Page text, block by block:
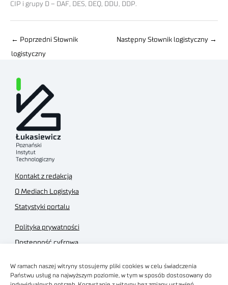
W ramach naszej witryny stosujemy pliki cookies w celu świadczenia
Państwu usług na najwyższym poziomie, w tym w sposób dostosowany do
CIP i grupy D – DAF, DES, DEQ, DDU, DDP.
← Poprzedni Słownik
logistyczny
Następny Słownik logistyczny →
Kontakt z redakcją
O Mediach Logistyka
Statystyki portalu
Polityka prywatności
Dostępność cyfrowa
Regulamin sklepu